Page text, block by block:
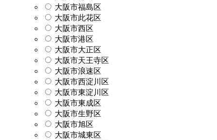
大阪市福島区
大阪市此花区
大阪市西区
大阪市港区
大阪市大正区
大阪市天王寺区
大阪市浪速区
大阪市西淀川区
大阪市東淀川区
大阪市東成区
大阪市生野区
大阪市旭区
大阪市城東区